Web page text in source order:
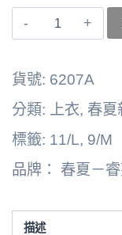
〚睿
6262164-
6207A
量
貨號: 6207A
分類:
上衣, 春夏
標籤: 11/L, 9/M
品牌： 春夏－
描述